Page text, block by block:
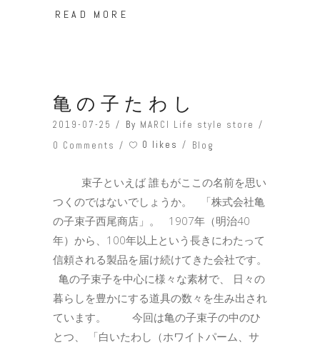
READ MORE
亀の子たわし
2019-07-25 By MARCI Life style store
0 Comments
0 likes Blog
束子といえば 誰もがここの名前を思い
つくのではないでしょうか。 「株式会社亀
の子束子西尾商店」。 1907年（明治40
年）から、100年以上という長きにわたって
信頼される製品を届け続けてきた会社です。
亀の子束子を中心に様々な素材で、 日々の
暮らしを豊かにする道具の数々を生み出され
ています。 今回は亀の子束子の中のひ
とつ、 「白いたわし（ホワイトパーム、サ